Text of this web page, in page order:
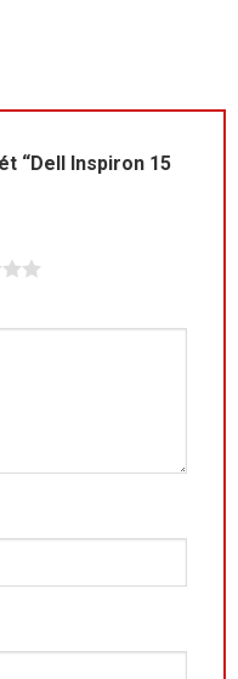
“Dell Inspiron 15